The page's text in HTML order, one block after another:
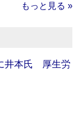
もっと見る »
井本氏 厚生労